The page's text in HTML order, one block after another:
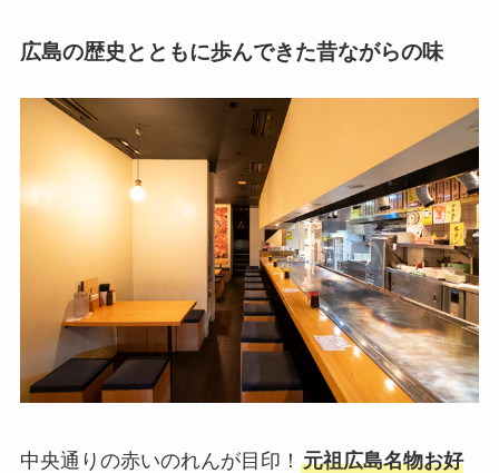
広島の歴史とともに歩んできた昔ながらの味
中央通りの赤いのれんが目印！ 元祖広島名物お好